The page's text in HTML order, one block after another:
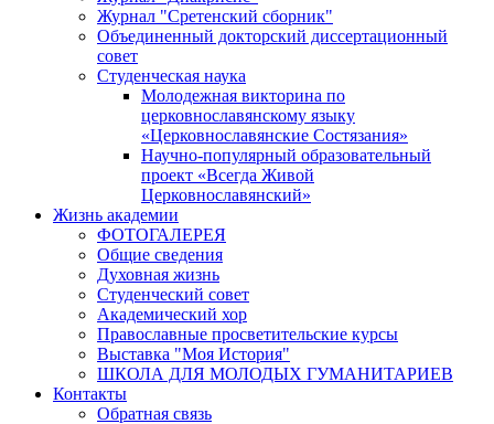
Журнал "Сретенский сборник"
Объединенный докторский диссертационный
совет
Студенческая наука
Молодежная викторина по
церковнославянскому языку
«Церковнославянские Состязания»
Научно-популярный образовательный
проект «Всегда Живой
Церковнославянский»
Жизнь академии
ФОТОГАЛЕРЕЯ
Общие сведения
Духовная жизнь
Студенческий совет
Академический хор
Православные просветительские курсы
Выставка "Моя История"
ШКОЛА ДЛЯ МОЛОДЫХ ГУМАНИТАРИЕВ
Контакты
Обратная связь